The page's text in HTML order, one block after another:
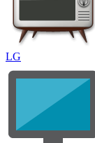
LG